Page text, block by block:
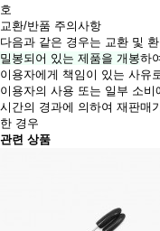
호
교환/반품 주의사항
다음과 같은 경우는 교환 및
밀봉되어 있는 제품을 개봉하
이용자에게 책임이 있는 사유
이용자의 사용 또는 일부 소
시간의 경과에 의하여 재판매
한 경우
관련 상품